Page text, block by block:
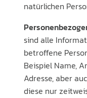
natürlichen
sind alle
betroffene
Beispiel Name,
Adresse, aber
diese nur